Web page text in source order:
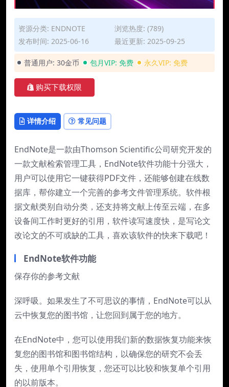
资源分类: ENDNOTE
浏览热度: (789)
发布时间: 2025-06-16
最近更新: 2025-09-25
普通用户: 30金币 包月VIP: 免费 永久VIP: 免费
购买下载权限
详情介绍 常见问题
EndNote是一款由Thomson Scientific公司研究开发的
一款文献检索管理工具，EndNote软件功能十分强大，
用户可以使用它一键获得PDF文件，还能够创建在线数
据库，帮你建立一个完善的参考文件管理系统。软件根
据文献类别自动分类，还支持将文献上传至云端，在多
设备间工作时更好的引用，软件读写速度快，是写论文
改论文的不可或缺的工具，喜欢该软件的快来下载吧！
EndNote软件功能
保存你的参考文献
深呼吸。如果发生了不可思议的事情，EndNote可以从
云中恢复您的图书馆，让您回到属于您的地方。
在EndNote中，您可以使用我们新的数据恢复功能来恢
复您的图书馆和图书馆结构，以确保您的研究不会丢
失，使用单个引用恢复，您还可以比较和恢复单个引用
的以前版本。